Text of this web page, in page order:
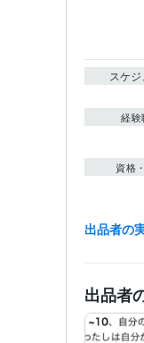
スケ
経験
資格
学
出品者の
出品者